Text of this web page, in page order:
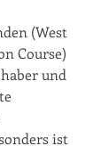
(West
Course)
und
ist